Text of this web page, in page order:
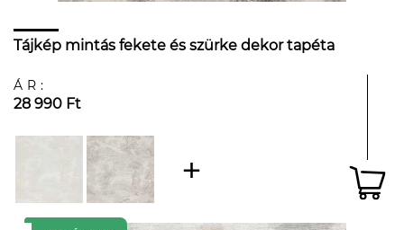
Tájkép mintás fekete és szürke dekor tapéta
ÁR:
28 990 Ft